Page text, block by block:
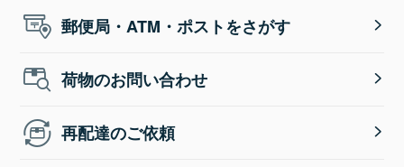
郵便局・ATM・ポストをさがす
荷物のお問い合わせ
再配達のご依頼